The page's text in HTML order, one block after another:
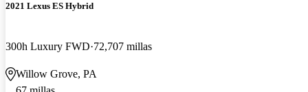
2021 Lexus ES Hybrid
300h Luxury FWD 72,707 millas
Willow Grove, PA